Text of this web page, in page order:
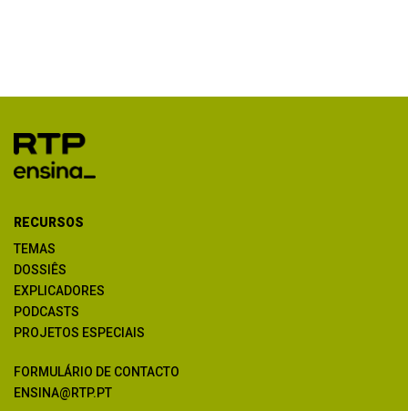
RECURSOS
TEMAS
DOSSIÊS
EXPLICADORES
PODCASTS
PROJETOS ESPECIAIS
FORMULÁRIO DE CONTACTO
ENSINA@RTP.PT